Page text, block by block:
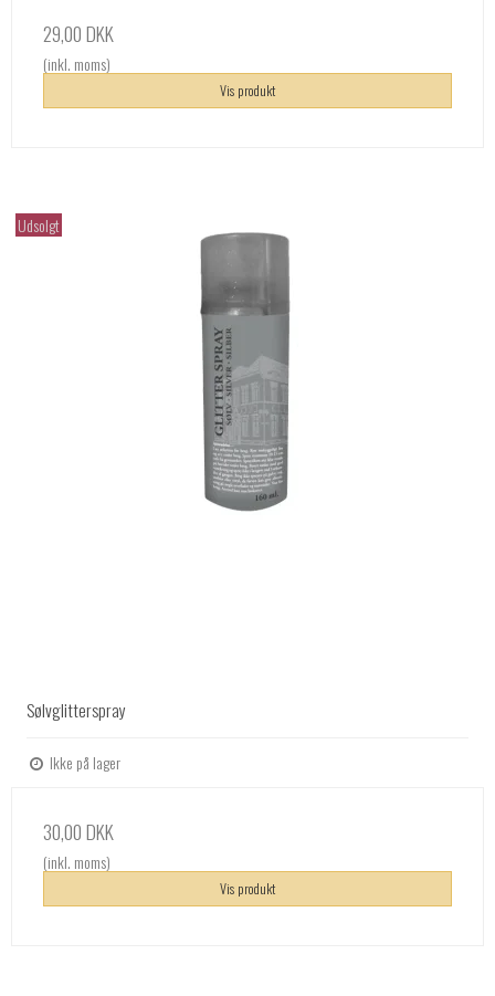
29,00 DKK
(inkl. moms)
Vis produkt
Udsolgt
Sølvglitterspray
Ikke på lager
30,00 DKK
(inkl. moms)
Vis produkt